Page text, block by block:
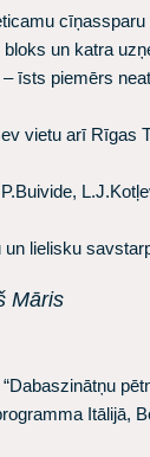
un katra
īsts piemērs
vietu arī Rīgas
lielisku
Māris
Itālijā,